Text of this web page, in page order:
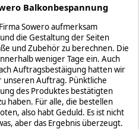
Balkonbespannung
Sowero aufmerksam
die Gestaltung der Seiten
und Zubehör zu berechnen. Die
weniger Tage ein. Auch
Auftragsbestäigung hatten wir
Auftrag. Pünktliche
des Produktes bestätigten
haben. Für alle, die bestellen
also habt Geduld. Es ist nicht
aber das Ergebnis überzeugt.